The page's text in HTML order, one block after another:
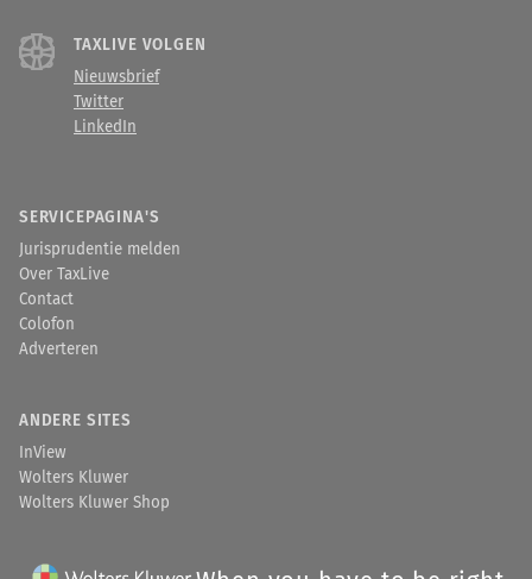
TAXLIVE VOLGEN
Nieuwsbrief
Twitter
LinkedIn
SERVICEPAGINA'S
Jurisprudentie melden
Over TaxLive
Contact
Colofon
Adverteren
ANDERE SITES
InView
Wolters Kluwer
Wolters Kluwer Shop